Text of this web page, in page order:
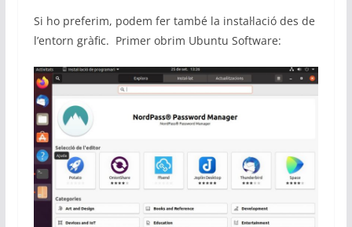
Si ho preferim, podem fer també la instal·lació des de
l’entorn gràfic. Primer obrim Ubuntu Software: